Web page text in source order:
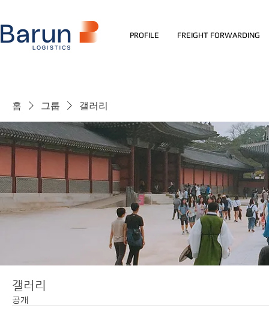
PROFILE FREIGHT FORWARDING
홈 그룹 갤러리
갤러리
공개